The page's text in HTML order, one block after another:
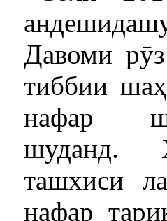
Давоми
тиббии
нафар
шуданд.
ташхиси
нафар